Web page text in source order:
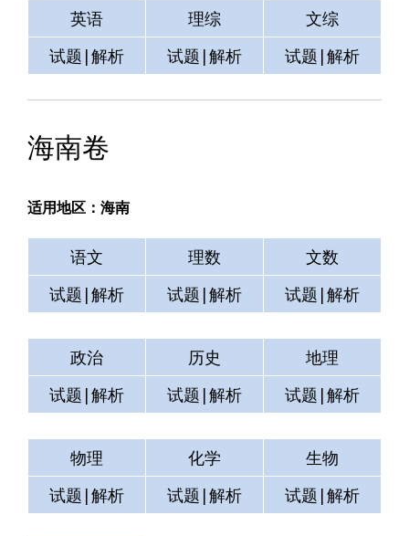
英语 理综
文综
试题|解析
试题|解析 试题|解析
海南卷
适用地区：海南
语文 理数
文数
试题|解析
试题|解析 试题|解析
政治 历史
地理
试题|解析
试题|解析 试题|解析
物理 化学
生物
试题|解析
试题|解析 试题|解析